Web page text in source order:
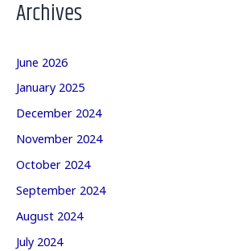
Archives
June 2026
January 2025
December 2024
November 2024
October 2024
September 2024
August 2024
July 2024